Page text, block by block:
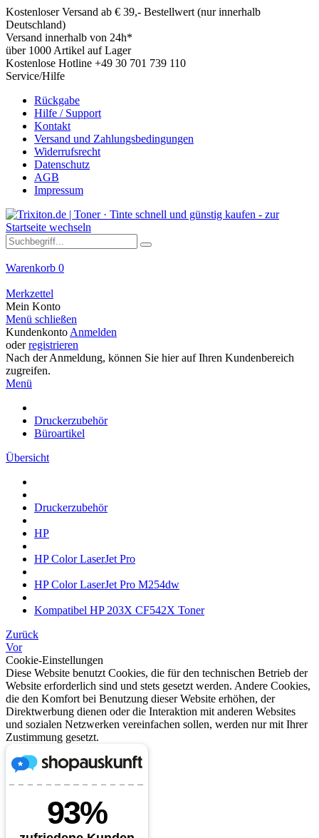
Kostenloser Versand ab € 39,- Bestellwert (nur innerhalb
Deutschland)
Versand innerhalb von 24h*
über 1000 Artikel auf Lager
Kostenlose Hotline +49 30 701 739 110
Service/Hilfe
Rückgabe
Hilfe / Support
Kontakt
Versand und Zahlungsbedingungen
Widerrufsrecht
Datenschutz
AGB
Impressum
Warenkorb 0
Merkzettel
Mein Konto
Menü schließen
Kundenkonto Anmelden
oderregistrieren
Nach der Anmeldung, können Sie hier auf Ihren Kundenbereich
zugreifen.
Menü
Druckerzubehör
Büroartikel
Übersicht
Druckerzubehör
HP
HP Color LaserJet Pro
HP Color LaserJet Pro M254dw
Kompatibel HP 203X CF542X Toner
Zurück
Vor
Cookie-Einstellungen
Diese Website benutzt Cookies, die für den technischen Betrieb der
Website erforderlich sind und stets gesetzt werden. Andere Cookies,
die den Komfort bei Benutzung dieser Website erhöhen, der
Direktwerbung dienen oder die Interaktion mit anderen Websites
und sozialen Netzwerken vereinfachen sollen, werden nur mit Ihrer
Zustimmung gesetzt.